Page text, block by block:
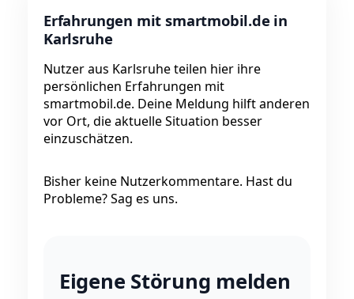
Erfahrungen mit smartmobil.de in
Karlsruhe
Nutzer aus Karlsruhe teilen hier ihre
persönlichen Erfahrungen mit
smartmobil.de. Deine Meldung hilft anderen
vor Ort, die aktuelle Situation besser
einzuschätzen.
Bisher keine Nutzerkommentare. Hast du
Probleme? Sag es uns.
Eigene Störung melden